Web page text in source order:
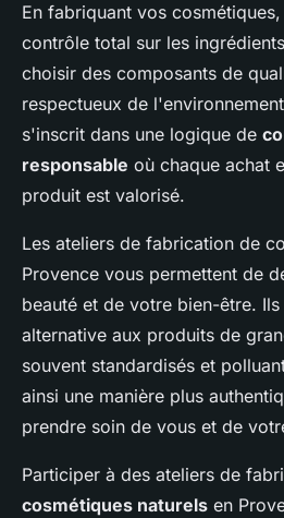
En fabriquant vos
contrôle total sur les
choisir des composants de
respectueux de
s'inscrit dans une logique de
responsable où chaque achat
produit est valorisé.
Les ateliers de fabrication de
Provence vous permettent de
beauté et de votre bien-être.
alternative aux produits de
souvent standardisés et
ainsi une manière plus
prendre soin de vous et de
Participer à des ateliers de
cosmétiques naturels en